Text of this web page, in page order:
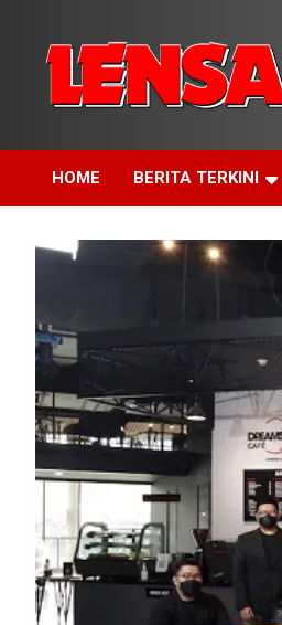
content
LensaUtama
HOME BERITA TERKINI